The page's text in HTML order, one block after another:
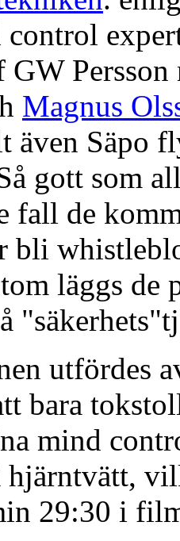
control
GW
Magnus
även Säpo
gott som
fall de
bli
läggs
utfördes
bara
mind
hjärntvätt,
29:30 i